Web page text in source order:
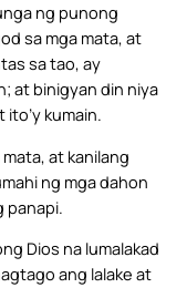
ng punong
sa mga mata, at
sa tao, ay
at binigyan din niya
kumain.
at kanilang
ng mga dahon
panapi.
Dios na lumalakad
ang lalake at